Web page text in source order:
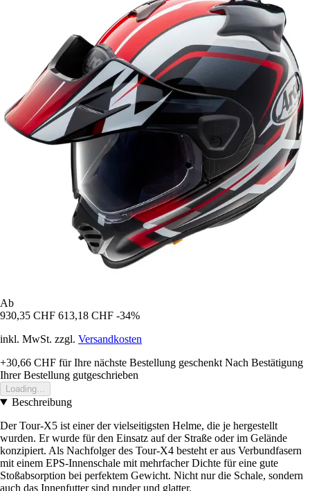
Ab
930,35 CHF 613,18 CHF -34%
inkl. MwSt. zzgl. Versandkosten
+30,66 CHF für Ihre nächste Bestellung geschenkt Nach Bestätigung
Ihrer Bestellung gutgeschrieben
Loading...
Beschreibung
Der Tour-X5 ist einer der vielseitigsten Helme, die je hergestellt
wurden. Er wurde für den Einsatz auf der Straße oder im Gelände
konzipiert. Als Nachfolger des Tour-X4 besteht er aus Verbundfasern
mit einem EPS-Innenschale mit mehrfacher Dichte für eine gute
Stoßabsorption bei perfektem Gewicht. Nicht nur die Schale, sondern
auch das Innenfutter sind runder und glatter.